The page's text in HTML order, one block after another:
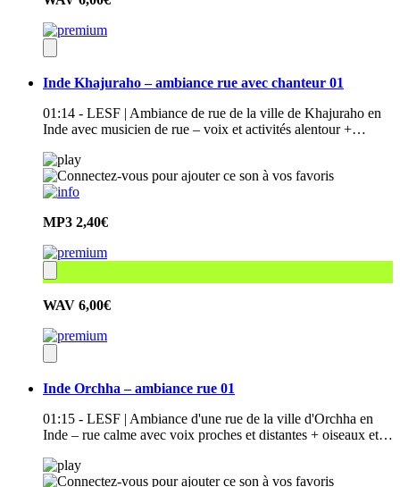
Inde Khajuraho – ambiance rue avec chanteur 01
01:14 - LESF | Ambiance de rue de la ville de Khajuraho en
Inde avec musicien de rue – voix et activités alentour +…
MP3 2,40€
WAV 6,00€
Inde Orchha – ambiance rue 01
01:15 - LESF | Ambiance d'une rue de la ville d'Orchha en
Inde – rue calme avec voix proches et distantes + oiseaux et…